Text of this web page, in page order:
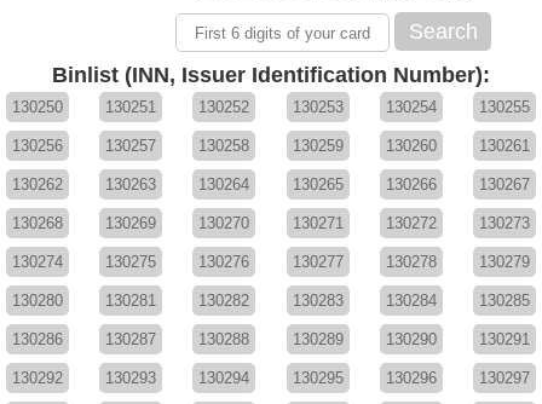
Search
Binlist (INN, Issuer Identification Number):
130250 130251 130252 130253 130254 130255
130256 130257 130258 130259 130260 130261
130262 130263 130264 130265 130266 130267
130268 130269 130270 130271 130272 130273
130274 130275 130276 130277 130278 130279
130280 130281 130282 130283 130284 130285
130286 130287 130288 130289 130290 130291
130292 130293 130294 130295 130296 130297